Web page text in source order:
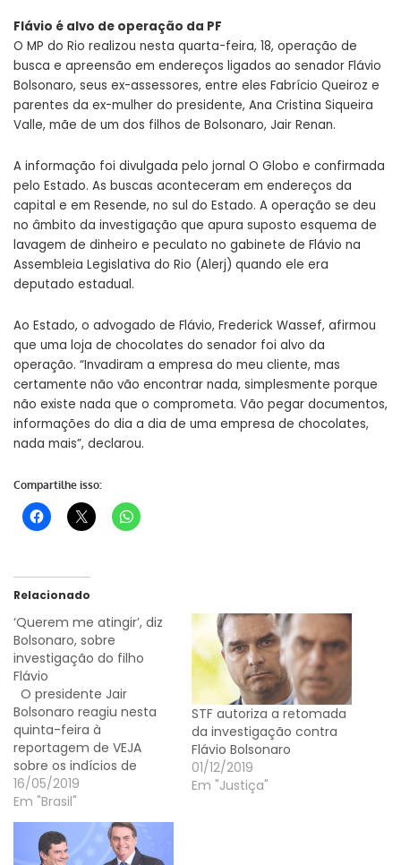
Flávio é alvo de operação da PF
O MP do Rio realizou nesta quarta-feira, 18, operação de
busca e apreensão em endereços ligados ao senador Flávio
Bolsonaro, seus ex-assessores, entre eles Fabrício Queiroz e
parentes da ex-mulher do presidente, Ana Cristina Siqueira
Valle, mãe de um dos filhos de Bolsonaro, Jair Renan.
A informação foi divulgada pelo jornal O Globo e confirmada
pelo Estado. As buscas aconteceram em endereços da
capital e em Resende, no sul do Estado. A operação se deu
no âmbito da investigação que apura suposto esquema de
lavagem de dinheiro e peculato no gabinete de Flávio na
Assembleia Legislativa do Rio (Alerj) quando ele era
deputado estadual.
Ao Estado, o advogado de Flávio, Frederick Wassef, afirmou
que uma loja de chocolates do senador foi alvo da
operação. “Invadiram a empresa do meu cliente, mas
certamente não vão encontrar nada, simplesmente porque
não existe nada que o comprometa. Vão pegar documentos,
informações do dia a dia de uma empresa de chocolates,
nada mais”, declarou.
Compartilhe isso:
Relacionado
‘Querem me atingir’, diz
Bolsonaro, sobre
investigação do filho
Flávio
O presidente Jair
Bolsonaro reagiu nesta
quinta-feira à
reportagem de VEJA
sobre os indícios de
lavagem de dinheiro
contra seu filho, o
senador Flávio Bolsonaro
(PSL-RJ), por meio da
comercialização de
16/05/2019
Em "Brasil"
STF autoriza a retomada
da investigação contra
Flávio Bolsonaro
01/12/2019
Em "Justiça"